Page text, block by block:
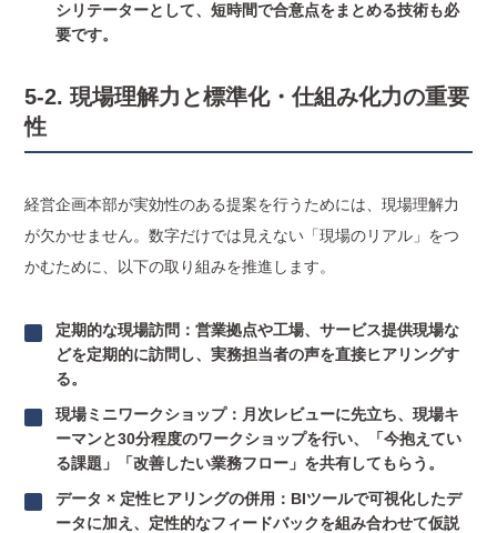
シリテーターとして、短時間で合意点をまとめる技術も必
要です。
5-2. 現場理解力と標準化・仕組み化力の重要
性
経営企画本部が実効性のある提案を行うためには、現場理解力
が欠かせません。数字だけでは見えない「現場のリアル」をつ
かむために、以下の取り組みを推進します。
定期的な現場訪問：営業拠点や工場、サービス提供現場な
どを定期的に訪問し、実務担当者の声を直接ヒアリングす
る。
現場ミニワークショップ：月次レビューに先立ち、現場キ
ーマンと30分程度のワークショップを行い、「今抱えてい
る課題」「改善したい業務フロー」を共有してもらう。
データ × 定性ヒアリングの併用：BIツールで可視化したデ
ータに加え、定性的なフィードバックを組み合わせて仮説